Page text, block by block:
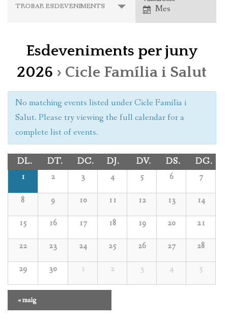
EDUCACIÓ
CALENDARI D’ESDEVENIMENTS
NOTÍCIES
HISTÒRIA
COL·LECCIONS
TROBAR ESDEVENIMENTS
Navegació
vistes
d'esdeveniments
Mes
Esdeveniments per juny
2026 › Cicle Família i Salut
No matching events listed under Cicle Família i
Salut. Please try viewing the full calendar for a
complete list of events.
DL. DT. DC. DJ. DV. DS. DG.
1 2 3 4 5 6 7
8 9 10 11 12 13 14
15 16 17 18 19 20 21
22 23 24 25 26 27 28
29 30 1 2 3 4 5
Navegació
del
«maig